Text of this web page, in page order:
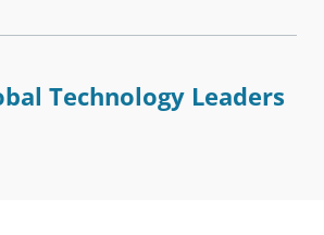
Technology Leaders